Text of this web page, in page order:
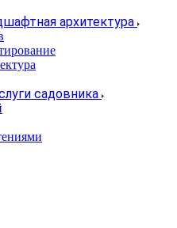
архитектура
садовника